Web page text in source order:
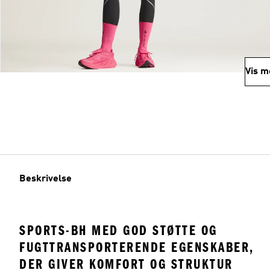
Vis
Beskrivelse
SPORTS-BH MED GOD STØTTE OG
FUGTTRANSPORTERENDE EGENSKABER,
DER GIVER KOMFORT OG STRUKTUR